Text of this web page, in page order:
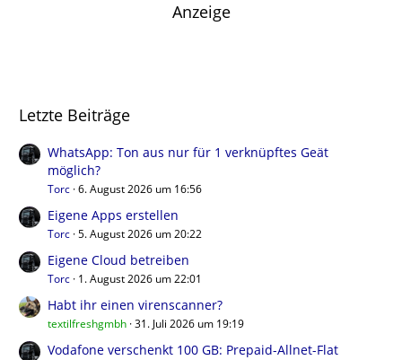
Anzeige
Letzte Beiträge
WhatsApp: Ton aus nur für 1 verknüpftes Geät
möglich?
Torc 6. August 2026 um 16:56
Eigene Apps erstellen
Torc 5. August 2026 um 20:22
Eigene Cloud betreiben
Torc 1. August 2026 um 22:01
Habt ihr einen virenscanner?
textilfreshgmbh 31. Juli 2026 um 19:19
Vodafone verschenkt 100 GB: Prepaid-Allnet-Flat